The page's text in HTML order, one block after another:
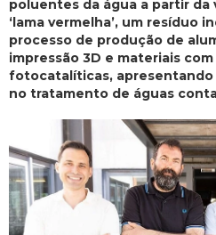
poluentes da água a partir da
‘lama vermelha’, um resíduo
processo de produção de
impressão 3D e materiais
fotocatalíticas,
no tratamento de águas